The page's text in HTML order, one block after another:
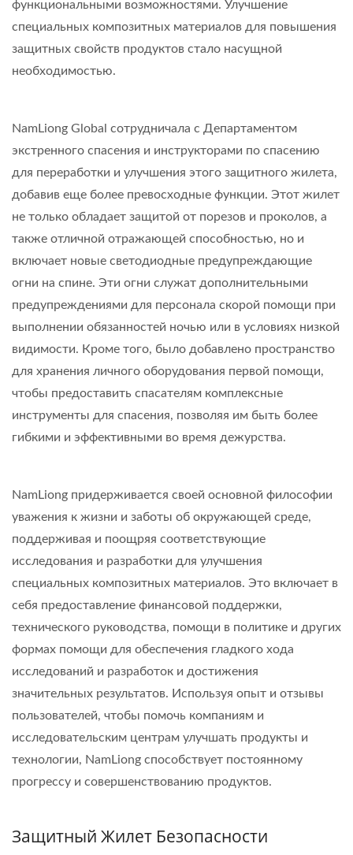
функциональными возможностями. Улучшение
специальных композитных материалов для повышения
защитных свойств продуктов стало насущной
необходимостью.
NamLiong Global сотрудничала с Департаментом
экстренного спасения и инструкторами по спасению
для переработки и улучшения этого защитного жилета,
добавив еще более превосходные функции. Этот жилет
не только обладает защитой от порезов и проколов, а
также отличной отражающей способностью, но и
включает новые светодиодные предупреждающие
огни на спине. Эти огни служат дополнительными
предупреждениями для персонала скорой помощи при
выполнении обязанностей ночью или в условиях низкой
видимости. Кроме того, было добавлено пространство
для хранения личного оборудования первой помощи,
чтобы предоставить спасателям комплексные
инструменты для спасения, позволяя им быть более
гибкими и эффективными во время дежурства.
NamLiong придерживается своей основной философии
уважения к жизни и заботы об окружающей среде,
поддерживая и поощряя соответствующие
исследования и разработки для улучшения
специальных композитных материалов. Это включает в
себя предоставление финансовой поддержки,
технического руководства, помощи в политике и других
формах помощи для обеспечения гладкого хода
исследований и разработок и достижения
значительных результатов. Используя опыт и отзывы
пользователей, чтобы помочь компаниям и
исследовательским центрам улучшать продукты и
технологии, NamLiong способствует постоянному
прогрессу и совершенствованию продуктов.
Защитный Жилет Безопасности